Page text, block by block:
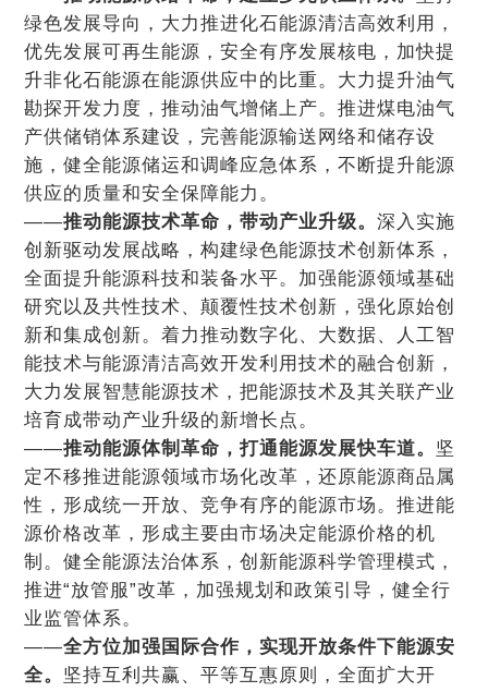
绿色发展导向，大力推进化石能源清洁高效利用，
优先发展可再生能源，安全有序发展核电，加快提
升非化石能源在能源供应中的比重。大力提升油气
勘探开发力度，推动油气增储上产。推进煤电油气
产供储销体系建设，完善能源输送网络和储存设
施，健全能源储运和调峰应急体系，不断提升能源
供应的质量和安全保障能力。
——推动能源技术革命，带动产业升级。 深入实施
创新驱动发展战略，构建绿色能源技术创新体系，
全面提升能源科技和装备水平。加强能源领域基础
研究以及共性技术、颠覆性技术创新，强化原始创
新和集成创新。着力推动数字化、大数据、人工智
能技术与能源清洁高效开发利用技术的融合创新，
大力发展智慧能源技术，把能源技术及其关联产业
培育成带动产业升级的新增长点。
——推动能源体制革命，打通能源发展快车道。 坚
定不移推进能源领域市场化改革，还原能源商品属
性，形成统一开放、竞争有序的能源市场。推进能
源价格改革，形成主要由市场决定能源价格的机
制。健全能源法治体系，创新能源科学管理模式，
推进“放管服”改革，加强规划和政策引导，健全行
业监管体系。
——全方位加强国际合作，实现开放条件下能源安
全。 坚持互利共赢、平等互惠原则，全面扩大开